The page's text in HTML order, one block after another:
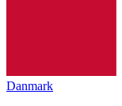
Danmark